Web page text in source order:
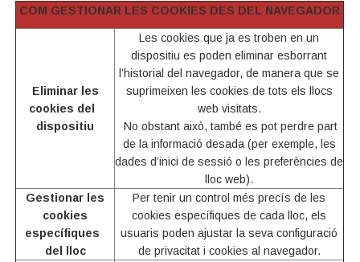
COM GESTIONAR LES COOKIES DES DEL NAVEGADOR
Eliminar les
cookies del
dispositiu
Les cookies que ja es troben en un
dispositiu es poden eliminar esborrant
l’historial del navegador, de manera que se
suprimeixen les cookies de tots els llocs
web visitats.
No obstant això, també es pot perdre part
de la informació desada (per exemple, les
dades d’inici de sessió o les preferències de
lloc web).
Gestionar les
cookies
específiques
del lloc
Per tenir un control més precís de les
cookies específiques de cada lloc, els
usuaris poden ajustar la seva configuració
de privacitat i cookies al navegador.